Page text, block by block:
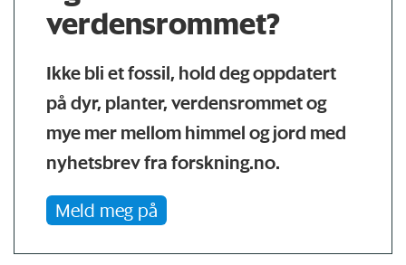
verdensrommet?
Ikke bli et fossil, hold deg oppdatert
på dyr, planter, verdensrommet og
mye mer mellom himmel og jord med
nyhetsbrev fra forskning.no.
Meld meg på